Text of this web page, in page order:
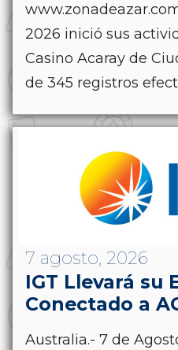
2026 inició sus
Casino Acaray de
de 345 registros
7 agosto, 2026
IGT Llevará su
Conectado a
Australia.- 7 de